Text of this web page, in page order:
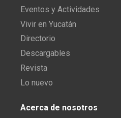
Eventos y Actividades
Vivir en Yucatán
Directorio
Descargables
Revista
Lo nuevo
Acerca de nosotros